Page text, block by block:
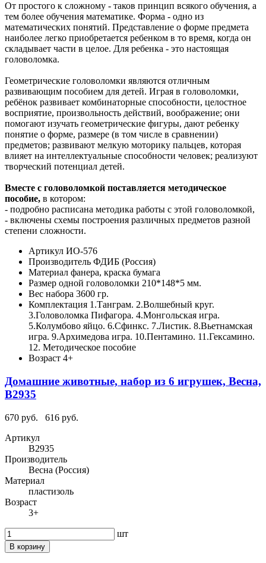
От простого к сложному - таков принцип всякого обучения, а
тем более обучения математике. Форма - одно из
математических понятий. Представление о форме предмета
наиболее легко приобретается ребенком в то время, когда он
складывает части в целое. Для ребенка - это настоящая
головоломка.
Геометрические головоломки являются отличным
развивающим пособием для детей. Играя в головоломки,
ребёнок развивает комбинаторные способности, целостное
восприятие, произвольность действий, воображение; они
помогают изучать геометрические фигуры, дают ребенку
понятие о форме, размере (в том числе в сравнении)
предметов; развивают мелкую моторику пальцев, которая
влияет на интеллектуальные способности человек; реализуют
творческий потенциал детей.
Вместе с головоломкой поставляется методическое
пособие, в котором:
- подробно расписана методика работы с этой головоломкой,
- включены схемы построения различных предметов разной
степени сложности.
Артикул ИО-576
Производитель ФДИБ (Россия)
Материал фанера, краска бумага
Размер одной головоломки 210*148*5 мм.
Вес набора 3600 гр.
Комплектация 1.Танграм. 2.Волшебный круг.
3.Головоломка Пифагора. 4.Монгольская игра.
5.Колумбово яйцо. 6.Сфинкс. 7.Листик. 8.Вьетнамская
игра. 9.Архимедова игра. 10.Пентамино. 11.Гексамино.
12. Методическое пособие
Возраст 4+
Домашние животные, набор из 6 игрушек, Весна,
В2935
670 руб.
616 руб.
Артикул
В2935
Производитель
Весна (Россия)
Материал
пластизоль
Возраст
3+
шт
В корзину